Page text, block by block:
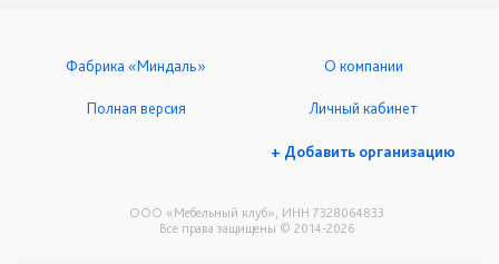
ООО «Мебельный клуб», ИНН 7328064833
Все права защищены © 2014-2026
Фабрика «Миндаль» О компании
Полная версия Личный кабинет
+ Добавить организацию